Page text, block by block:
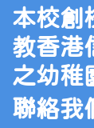
本校創
教香港
之幼稚
聯絡我